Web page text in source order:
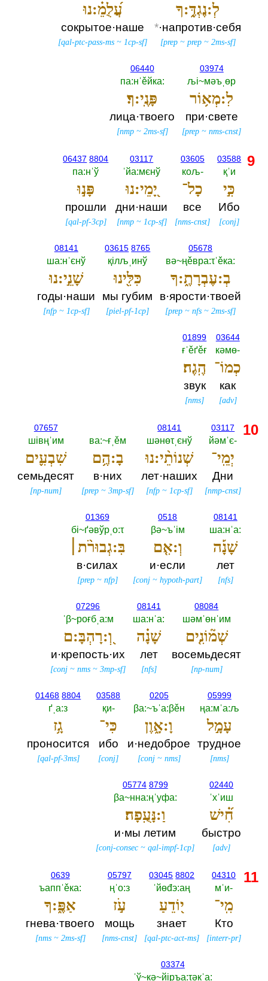
לְ:נֶגְדֶּ֑:ךָ
*·напротив·себя
[prep~ prep~ 2ms-sf]
עֲ֝לֻמֵ֗:נוּ
сокрытое·наше
[qal-ptc-pass-ms ~1cp-sf]
03974
љi~мәъˌөр
לִ:מְא֥וֹר
при·свете
[prep ~nms-cnst]
06440
па:нˈěйка:‎
פָּנֶֽי:ךָ׃
лица·твоего
[nmp~ 2ms-sf]
03588
қˈи
כִּ֣י
Ибо
[conj]
03605
кољ-‎
כָל־
все
[nms-cnst]
03117
ˈйа:мєнў
יָ֭מֵי:נוּ
дни·наши
[nmp~ 1cp-sf]
06437 8804
па:нˈў
פָּנ֣וּ
прошли
[qal-pf-3cp]
05678
вә~ңěвра:τˈěка:‎
בְ:עֶבְרָתֶ֑:ךָ
в·ярости·твоей
[prep ~nfs ~2ms-sf]
03615 8765
қiлљˌинў
כִּלִּ֖ינוּ
мы губим
[piel-pf-1cp]
08141
ша:нˈєнў
שָׁנֵ֣י:נוּ
годы·наши
[nfp~ 1cp-sf]
03644
кәмө-‎
כְמוֹ־
как
[adv]
01899
ғˈěґěғ
הֶֽגֶה׃
звук
[nms]
9
03117
йәмˈє-‎
יְמֵֽי־
Дни
[nmp-cnst]
08141
шәнөτˌєнў
שְׁנוֹתֵ֨י:נוּ
лет·наших
[nfp ~1cp-sf]
ва:~ғˌěм
בָ:הֶ֥ם
в·них
[prep ~3mp-sf]
07657
шiвңˈим
שִׁבְעִ֪ים
семьдесят
[np-num]
08141
ша:нˈа:‎
שָׁנָ֡ה
лет
[nfs]
0518
βә~ъˈiм
וְ:אִ֤ם
и·если
[conj ~hypoth-part]
01369
бi~ґәвўрˌо:τ
בִּ:גְבוּרֹ֨ת׀
в·силах
[prep~ nfp]
08084
шәмˈөнˈим
שְׁמ֘וֹנִ֤ים
восемьдесят
[np-num]
08141
ша:нˈа:‎
שָׁנָ֗ה
лет
[nfs]
07296
ˈβ~роғбˌа:м
וְ֭:רָהְבָּ:ם
и·крепость·их
[conj ~nms ~3mp-sf]
05999
ңа:мˈа:љ
עָמָ֣ל
трудное
[nms]
0205
βа:~ъˈа:βěн
וָ:אָ֑וֶן
и·недоброе
[conj~ nms]
03588
қи-‎
כִּי־
ибо
[conj]
01468 8804
ґˌа:з
גָ֥ז
проносится
[qal-pf-3ms]
02440
ˈхˈиш
חִ֝֗ישׁ
быстро
[adv]
05774 8799
βа~нна:ңˈуфа:‎
וַ:נָּעֻֽפָה׃
и·мы летим
[conj-consec ~qal-impf-1cp]
10
04310
мˈи-‎
מִֽי־
Кто
[interr-pr]
03045 8802
ˈйөđэ:аң
י֭וֹדֵעַ
знает
[qal-ptc-act-ms]
05797
ңˈо:з
עֹ֣ז
мощь
[nms-cnst]
0639
ъаппˈěка:‎
אַפֶּ֑:ךָ
гнева·твоего
[nms~ 2ms-sf]
03374
ˈў~кә~йiръа:τәкˈа:‎
11